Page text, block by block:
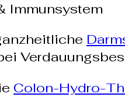
Immunsystem
Colon-Hydro-